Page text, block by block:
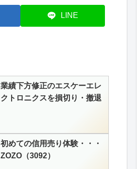
LINE
業績下方修正のエスケーエレ
クトロニクスを損切り・撤退
初めての信用売り体験・・・
ZOZO（3092）